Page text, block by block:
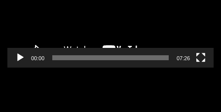
00:00 07:26